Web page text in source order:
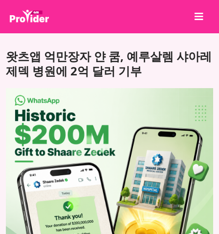
회사 소개
회원가입
서비스
API
이용약관
블로그
왓츠앱 억만장자 얀 쿰, 예루살렘 샤아레
제덱 병원에 2억 달러 기부